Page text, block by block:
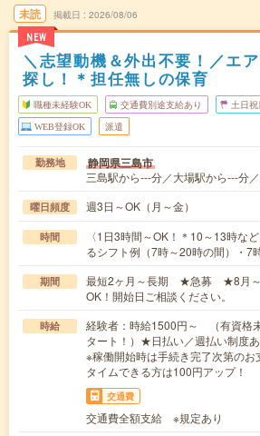
未読
NEW
掲載日 2026/08/06
＼志望動機＆外出不要！／エ
探し！＊担任無しの保育
職種未経験OK 交通費別途支給あり 土日祝
WEB登録OK 派遣
勤務地 静岡県三島市
三島駅から---分／大場駅から---分
曜日頻度 週3日～OK（月～金）
時間
〈1日3時間～OK！＊10～13時な
るシフト例（7時～20時の間）・7
期間
最短2ヶ月～長期 ★急募 ★8月～
OK！開始日ご相談ください。
時給
経験者：時給1500円～ （有資格
タート！）★日払い／週払い制度あ
※稼働開始時は手続き完了次第の
タイムできる方は100円アップ！
交通費
交通費全額支給 ※規定あり